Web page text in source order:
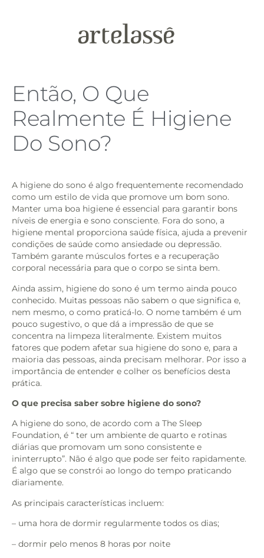
Então, O Que
Realmente É Higiene
Do Sono?
A higiene do sono é algo frequentemente recomendado
como um estilo de vida que promove um bom sono.
Manter uma boa higiene é essencial para garantir bons
níveis de energia e sono consciente. Fora do sono, a
higiene mental proporciona saúde física, ajuda a prevenir
condições de saúde como ansiedade ou depressão.
Também garante músculos fortes e a recuperação
corporal necessária para que o corpo se sinta bem.
Ainda assim, higiene do sono é um termo ainda pouco
conhecido. Muitas pessoas não sabem o que significa e,
nem mesmo, o como praticá-lo. O nome também é um
pouco sugestivo, o que dá a impressão de que se
concentra na limpeza literalmente. Existem muitos
fatores que podem afetar sua higiene do sono e, para a
maioria das pessoas, ainda precisam melhorar. Por isso a
importância de entender e colher os benefícios desta
prática.
O que precisa saber sobre higiene do sono?
A higiene do sono, de acordo com a The Sleep
Foundation, é “ ter um ambiente de quarto e rotinas
diárias que promovam um sono consistente e
ininterrupto”. Não é algo que pode ser feito rapidamente.
É algo que se constrói ao longo do tempo praticando
diariamente.
As principais características incluem:
– uma hora de dormir regularmente todos os dias;
– dormir pelo menos 8 horas por noite